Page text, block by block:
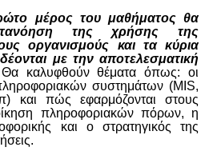
μέρος του μαθήματος θα
της χρήσης της
οργανισμούς
και τα κύρια
με την αποτελεσματική
Θα καλυφθούν θέματα όπως: οι
συστημάτων (MIS,
και πώς εφαρμόζονται στους
πληροφοριακών πόρων, η
και ο στρατηγικός της